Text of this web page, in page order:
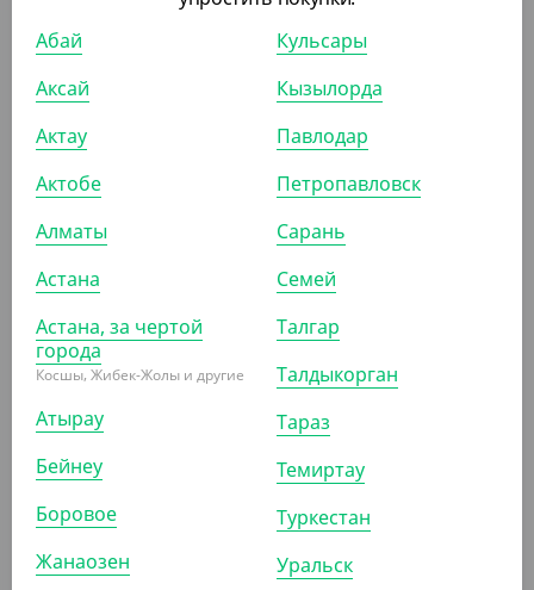
ШТ
АРТ. 42042
411.60
Спрей для стеклянных
поверхностей "Арко", 0,5 л
ШТ КОР (12)
АРТ. 4204201
1 223.30
4,7л
Абай
Аксай
Актау
Актобе
Алматы
Астана
Астана, за чертой
города
Косшы, Жибек-Жолы и другие
Атырау
Бейнеу
Боровое
Жанаозен
Кульсары
Кызылорда
Павлодар
Петропавловск
Сарань
Семей
Талгар
Талдыкорган
Тараз
Темиртау
Туркестан
Уральск